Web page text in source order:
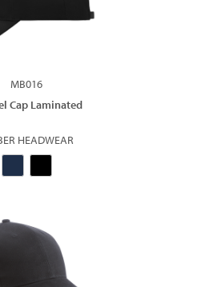
MB016
Cap Laminated
HEADWEAR